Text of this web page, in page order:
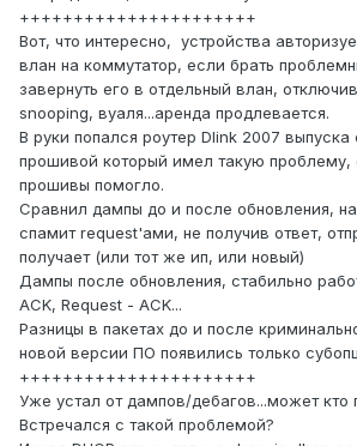
++++++++++++++++++++++
Вот, что интересно, устройства
влан на коммутатор, если брать
завернуть его в отдельный влан,
snooping, вуаля...аренда продлевается.
В руки попался роутер Dlink 2007 выпуска
прошивой который имел такую проблему,
прошивы помогло.
Сравнил дампы до и после обновления,
спамит request'ами, не получив ответ,
получает (или тот же ип, или новый)
Дампы после обновления, стабильно
ACK, Request - ACK...
Разницы в пакетах до и после
новой версии ПО появились только
++++++++++++++++++++++
Уже устал от дампов/дебагов...может кто
Встречался с такой проблемой?